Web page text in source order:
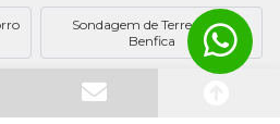
Sondagem de Terreno em
Benfica